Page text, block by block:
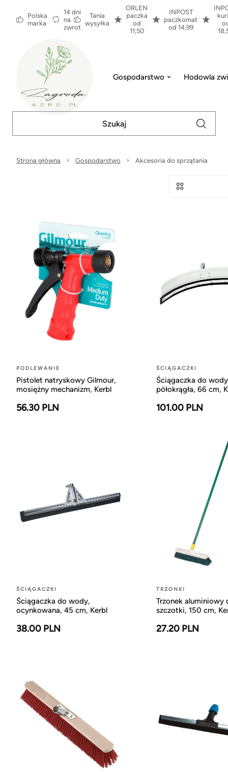
Polska
marka
14 dni
na
zwrot
Tania
wysyłka
ORLEN
paczka
od
11,50
INPOST
paczkomat
od 14,99
Gospodarstwo Hodowla
Strona główna Gospodarstwo Akcesoria do sprzątania
PODLEWANIE
Pistolet natryskowy Gilmour,
mosiężny mechanizm, Kerbl
56.30 PLN
ŚCIĄGACZKI
Ściągaczka do
półokrągła, 66 cm,
101.00 PLN
ŚCIĄGACZKI
Ściągaczka do wody,
ocynkowana, 45 cm, Kerbl
38.00 PLN
TRZONKI
Trzonek aluminiowy
szczotki, 150 cm,
27.20 PLN